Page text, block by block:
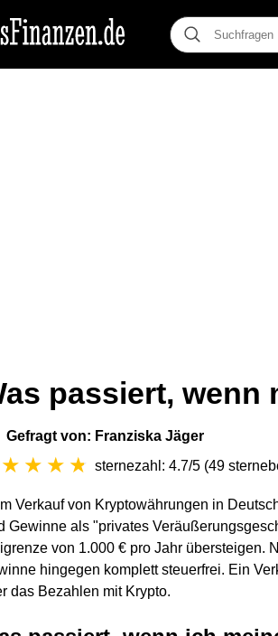
passiert, wenn
Gefragt von: Franziska Jäger
sternezahl: 4.7/5 (49
Verkauf von Kryptowährungen in
Gewinne als "privates
von 1.000 € pro Jahr übersteigen.
hingegen komplett steuerfrei. Ein
das Bezahlen mit Krypto.